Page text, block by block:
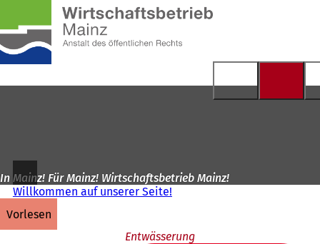
Inhalt anspringen
In Mainz! Für Mainz! Wirtschaftsbetrieb Mainz!
Willkommen auf unserer Seite!
vorlesen
Entwässerung